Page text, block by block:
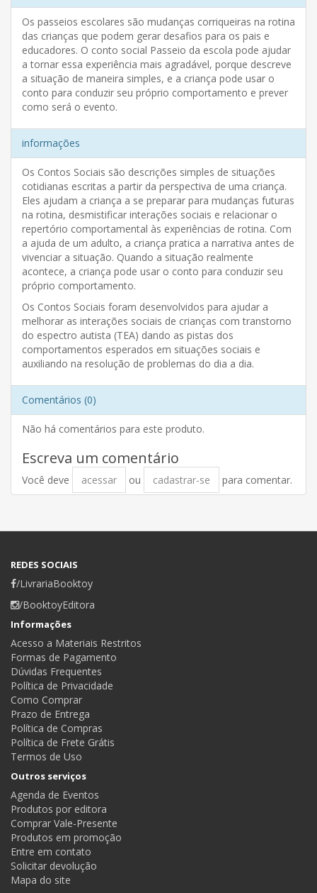
Os passeios escolares são mudanças corriqueiras na rotina
das crianças que podem gerar desafios para os pais e
educadores. O conto social Passeio da escola pode ajudar
a tornar essa experiência mais agradável, porque descreve
a situação de maneira simples, e a criança pode usar o
conto para conduzir seu próprio comportamento e prever
como será o evento.
informações
Os Contos Sociais são descrições simples de situações
cotidianas escritas a partir da perspectiva de uma criança.
Eles ajudam a criança a se preparar para mudanças futuras
na rotina, desmistificar interações sociais e relacionar o
repertório comportamental às experiências de rotina. Com
a ajuda de um adulto, a criança pratica a narrativa antes de
vivenciar a situação. Quando a situação realmente
acontece, a criança pode usar o conto para conduzir seu
próprio comportamento.
Os Contos Sociais foram desenvolvidos para ajudar a
melhorar as interações sociais de crianças com transtorno
do espectro autista (TEA) dando as pistas dos
comportamentos esperados em situações sociais e
auxiliando na resolução de problemas do dia a dia.
Comentários (0)
Não há comentários para este produto.
Escreva um comentário
Você deve acessar ou cadastrar-se para comentar.
REDES SOCIAIS
/LivrariaBooktoy
/BooktoyEditora
Informações
Acesso a Materiais Restritos
Formas de Pagamento
Dúvidas Frequentes
Política de Privacidade
Como Comprar
Prazo de Entrega
Política de Compras
Política de Frete Grátis
Termos de Uso
Outros serviços
Agenda de Eventos
Produtos por editora
Comprar Vale-Presente
Produtos em promoção
Entre em contato
Solicitar devolução
Mapa do site